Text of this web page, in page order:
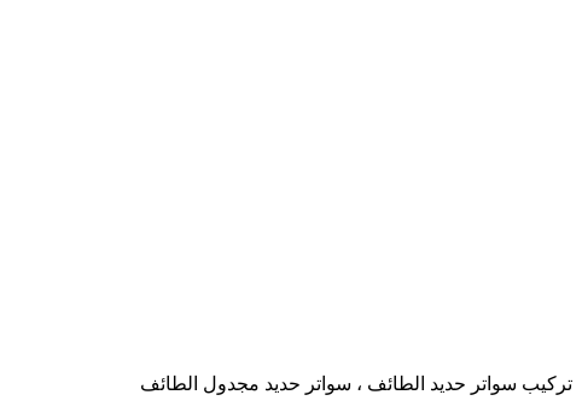
تركيب سواتر حديد الطائف ، سواتر حديد مجدول الطائف